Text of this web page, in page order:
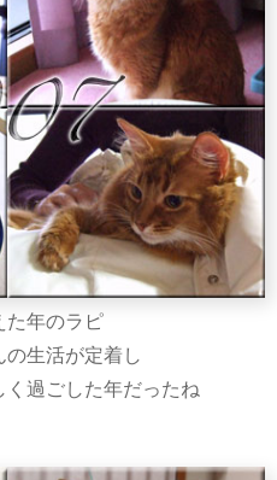
た年のラピ
の生活が定着し
く過ごした年だったね